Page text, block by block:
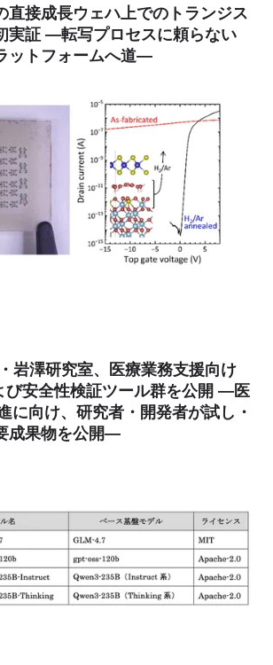
直接成長ウェハ上でのトランジス
実証 ―転写プロセスに頼らない
ットフォームへ道―
岩澤研究室、医療業務支援向け
び安全性検証ツール群を公開 ―医
に向け、研究者・開発者が試し・
成果物を公開―